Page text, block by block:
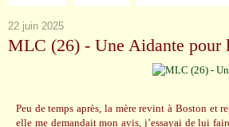
22 juin 2025
MLC (26) - Une Aidante pour
Peu de temps après, la mère revint à Boston et
elle me demandait mon avis, j’essayai de lui